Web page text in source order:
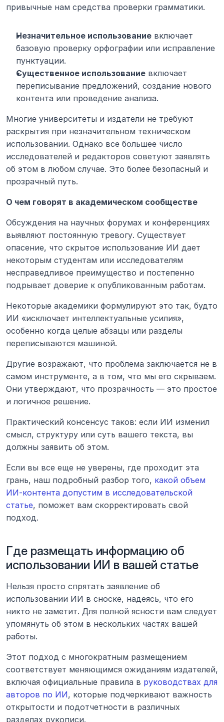
привычные нам средства проверки грамматики.
Незначительное использование включает
базовую проверку орфографии или исправление
пунктуации.
Существенное использование включает
переписывание предложений, создание нового
контента или проведение анализа.
Многие университеты и издатели не требуют
раскрытия при незначительном техническом
использовании. Однако все большее число
исследователей и редакторов советуют заявлять
об этом в любом случае. Это более безопасный и
прозрачный путь.
О чем говорят в академическом сообществе
Обсуждения на научных форумах и конференциях
выявляют постоянную тревогу. Существует
опасение, что скрытое использование ИИ дает
некоторым студентам или исследователям
несправедливое преимущество и постепенно
подрывает доверие к опубликованным работам.
Некоторые академики формулируют это так, будто
ИИ «исключает интеллектуальные усилия»,
особенно когда целые абзацы или разделы
переписываются машиной.
Другие возражают, что проблема заключается не в
самом инструменте, а в том, что мы его скрываем.
Они утверждают, что прозрачность — это простое
и логичное решение.
Практический консенсус таков: если ИИ изменил
смысл, структуру или суть вашего текста, вы
должны заявить об этом.
Если вы все еще не уверены, где проходит эта
грань, наш подробный разбор того, какой объем
ИИ-контента допустим в исследовательской
статье, поможет вам скорректировать свой
подход.
Где размещать информацию об
использовании ИИ в вашей статье
Нельзя просто спрятать заявление об
использовании ИИ в сноске, надеясь, что его
никто не заметит. Для полной ясности вам следует
упомянуть об этом в нескольких частях вашей
работы.
Этот подход с многократным размещением
соответствует меняющимся ожиданиям издателей,
включая официальные правила в руководствах для
авторов по ИИ, которые подчеркивают важность
открытости и подотчетности в различных
разделах рукописи.